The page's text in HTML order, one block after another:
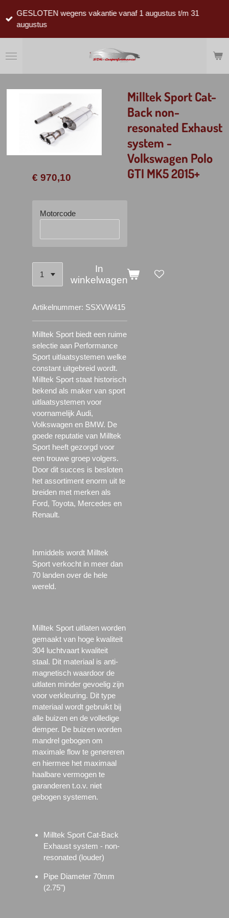
direct
hoofdinhoud
GESLOTEN wegens vakantie vanaf 1 augustus t/m 31
augustus
Milltek Sport Cat-
Back non-
resonated Exhaust
system -
Volkswagen Polo
GTI MK5 2015+
€ 970,10
Motorcode
In
winkelwagen
Artikelnummer: SSXVW415
Milltek Sport biedt een ruime
selectie aan Performance
Sport uitlaatsystemen welke
constant uitgebreid wordt.
Milltek Sport staat historisch
bekend als maker van sport
uitlaatsystemen voor
voornamelijk Audi,
Volkswagen en BMW. De
goede reputatie van Milltek
Sport heeft gezorgd voor
een trouwe groep volgers.
Door dit succes is besloten
het assortiment enorm uit te
breiden met merken als
Ford, Toyota, Mercedes en
Renault.
Inmiddels wordt Milltek
Sport verkocht in meer dan
70 landen over de hele
wereld.
Milltek Sport uitlaten worden
gemaakt van hoge kwaliteit
304 luchtvaart kwaliteit
staal. Dit materiaal is anti-
magnetisch waardoor de
uitlaten minder gevoelig zijn
voor verkleuring. Dit type
materiaal wordt gebruikt bij
alle buizen en de volledige
demper. De buizen worden
mandrel gebogen om
maximale flow te genereren
en hiermee het maximaal
haalbare vermogen te
garanderen t.o.v. niet
gebogen systemen.
Milltek Sport Cat-Back
Exhaust system - non-
resonated (louder)
Pipe Diameter 70mm
(2.75")